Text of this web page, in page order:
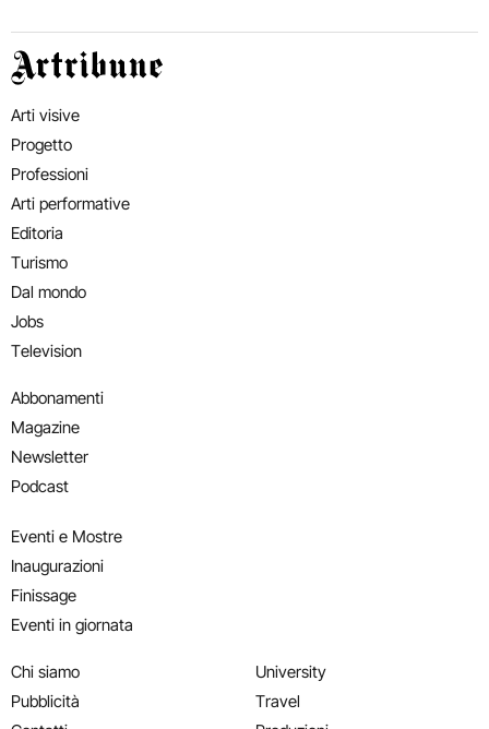
Artribune
Arti visive
Progetto
Professioni
Arti performative
Editoria
Turismo
Dal mondo
Jobs
Television
Abbonamenti
Magazine
Newsletter
Podcast
Eventi e Mostre
Inaugurazioni
Finissage
Eventi in giornata
Chi siamo
Pubblicità
University
Travel